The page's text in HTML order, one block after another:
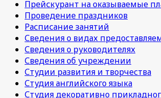
Прейскурант на оказываемые
Проведение праздников
Расписание занятий
Сведения о видах
Сведения о руководителях
Сведения об учреждении
Студии развития и творчества
Студия английского языка
Студия декоративно